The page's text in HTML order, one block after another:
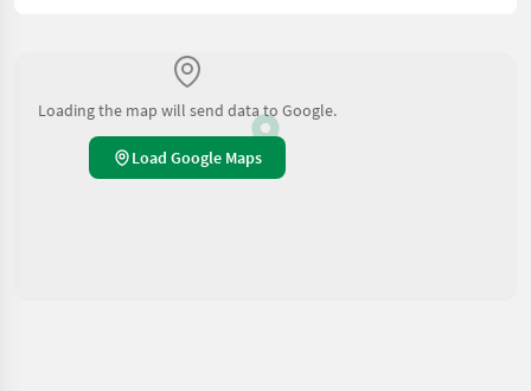
Loading the map will send data to Google.
Load Google Maps